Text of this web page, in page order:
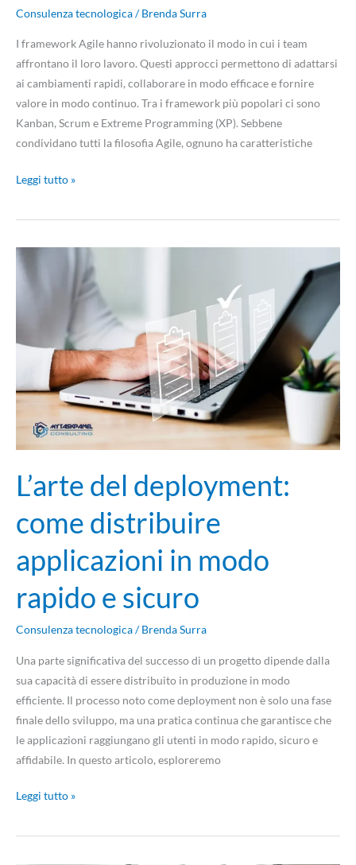
Consulenza tecnologica/Brenda Surra
I framework Agile hanno rivoluzionato il modo in cui i team
affrontano il loro lavoro. Questi approcci permettono di adattarsi
ai cambiamenti rapidi, collaborare in modo efficace e fornire
valore in modo continuo. Tra i framework più popolari ci sono
Kanban, Scrum e Extreme Programming (XP). Sebbene
condividano tutti la filosofia Agile, ognuno ha caratteristiche
Leggi tutto »
L’arte del deployment:
come distribuire
applicazioni in modo
rapido e sicuro
Consulenza tecnologica/Brenda Surra
Una parte significativa del successo di un progetto dipende dalla
sua capacità di essere distribuito in produzione in modo
efficiente. Il processo noto come deployment non è solo una fase
finale dello sviluppo, ma una pratica continua che garantisce che
le applicazioni raggiungano gli utenti in modo rapido, sicuro e
affidabile. In questo articolo, esploreremo
L’arte
distribuire
applicazioni
modo
Leggi tutto »